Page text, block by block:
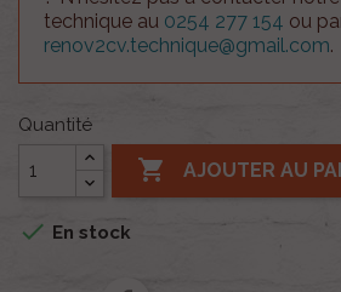
technique au 0254 277 154 ou
renov2cv.technique@gmail.com.
Quantité
 AJOUTER AU
 En stock